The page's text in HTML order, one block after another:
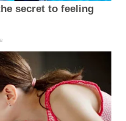
secret to feeling